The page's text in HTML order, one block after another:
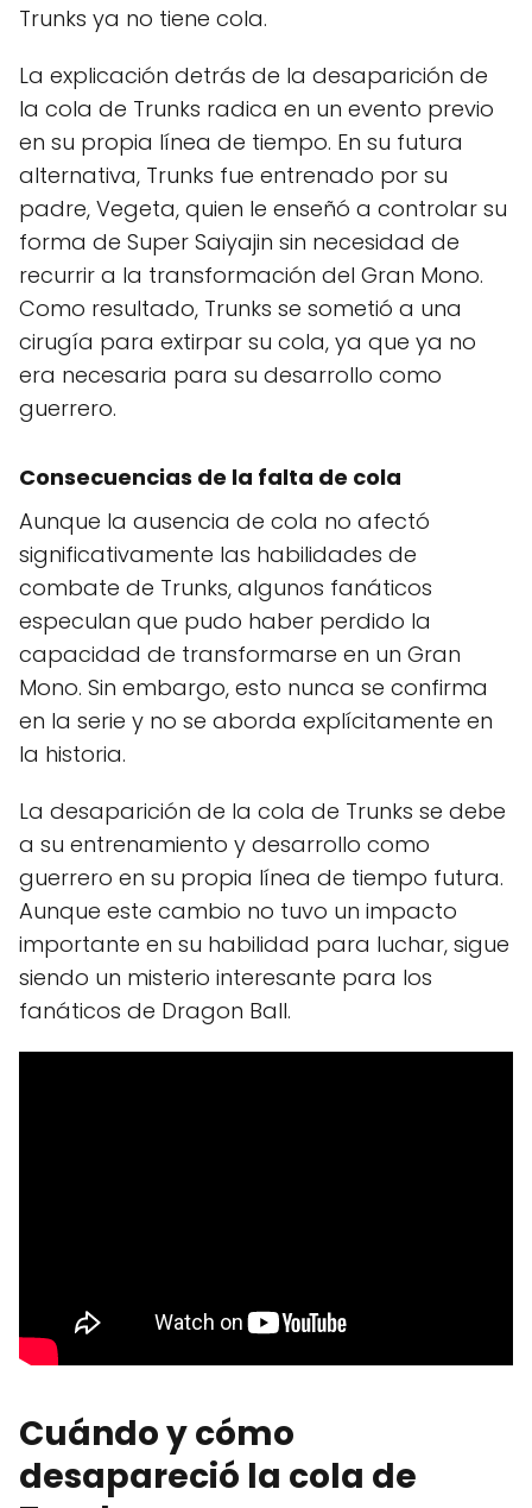
Trunks ya no tiene cola.
La explicación detrás de la desaparición de
la cola de Trunks radica en un evento previo
en su propia línea de tiempo. En su futura
alternativa, Trunks fue entrenado por su
padre, Vegeta, quien le enseñó a controlar su
forma de Super Saiyajin sin necesidad de
recurrir a la transformación del Gran Mono.
Como resultado, Trunks se sometió a una
cirugía para extirpar su cola, ya que ya no
era necesaria para su desarrollo como
guerrero.
Consecuencias de la falta de cola
Aunque la ausencia de cola no afectó
significativamente las habilidades de
combate de Trunks, algunos fanáticos
especulan que pudo haber perdido la
capacidad de transformarse en un Gran
Mono. Sin embargo, esto nunca se confirma
en la serie y no se aborda explícitamente en
la historia.
La desaparición de la cola de Trunks se debe
a su entrenamiento y desarrollo como
guerrero en su propia línea de tiempo futura.
Aunque este cambio no tuvo un impacto
importante en su habilidad para luchar, sigue
siendo un misterio interesante para los
fanáticos de Dragon Ball.
Cuándo y cómo
desapareció la cola de